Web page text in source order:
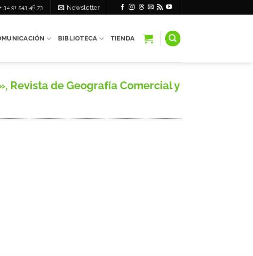
+ 34 91 543 46 73 Newsletter
BIBLIOTECA TIENDA
Revista de Geografía Comercial y